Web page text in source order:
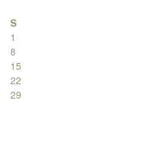
S
1
8
15
22
29